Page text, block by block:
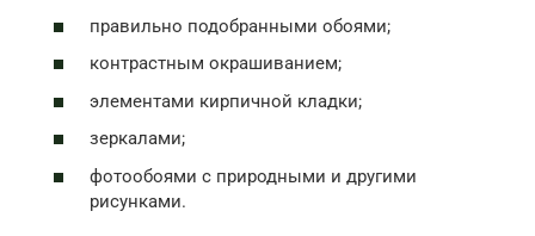
правильно подобранными обоями;
контрастным окрашиванием;
элементами кирпичной кладки;
зеркалами;
фотообоями с природными и другими
рисунками.